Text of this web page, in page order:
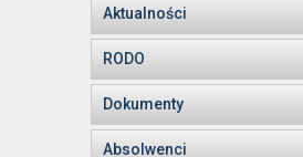
Aktualności
RODO
Dokumenty
Absolwenci